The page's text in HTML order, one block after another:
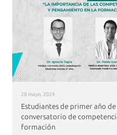
28 mayo, 2024
Estudiantes de primer año
conversatorio de
formación